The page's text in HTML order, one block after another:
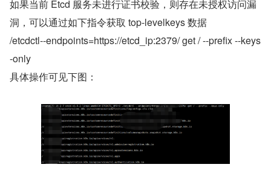
如果当前 Etcd 服务未进行证书校验，则存在未授权访问漏
洞，可以通过如下指令获取 top-levelkeys 数据
/etcdctl--endpoints=https://etcd_ip:2379/ get / --prefix --keys
-only
具体操作可见下图：